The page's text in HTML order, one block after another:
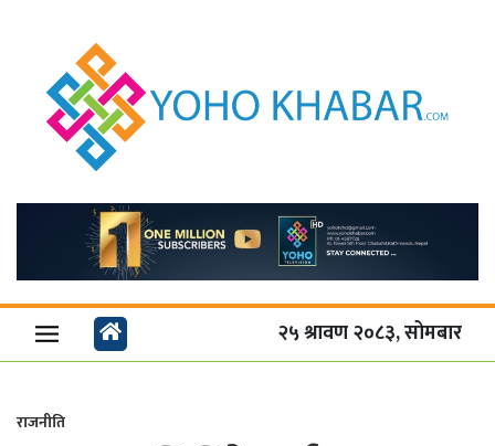
२५ श्रावण २०८३, सोमबार
राजनीति